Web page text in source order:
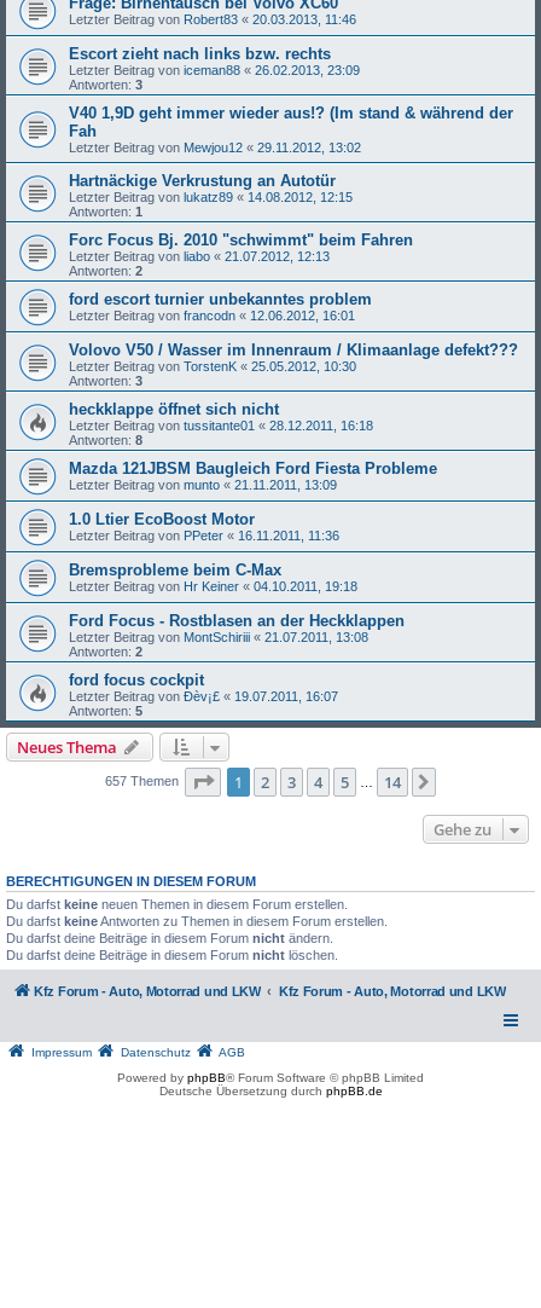
Letzter Beitrag von Robert83 « 20.03.2013, 11:46
Escort zieht nach links bzw. rechts
Letzter Beitrag von iceman88 « 26.02.2013, 23:09
Antworten: 3
V40 1,9D geht immer wieder aus!? (Im stand & während der
Fah
Letzter Beitrag von Mewjou12 « 29.11.2012, 13:02
Hartnäckige Verkrustung an Autotür
Letzter Beitrag von lukatz89 « 14.08.2012, 12:15
Antworten: 1
Forc Focus Bj. 2010 "schwimmt" beim Fahren
Letzter Beitrag von liabo « 21.07.2012, 12:13
Antworten: 2
ford escort turnier unbekanntes problem
Letzter Beitrag von francodn « 12.06.2012, 16:01
Volovo V50 / Wasser im Innenraum / Klimaanlage defekt???
Letzter Beitrag von TorstenK « 25.05.2012, 10:30
Antworten: 3
heckklappe öffnet sich nicht
Letzter Beitrag von tussitante01 « 28.12.2011, 16:18
Antworten: 8
Mazda 121JBSM Baugleich Ford Fiesta Probleme
Letzter Beitrag von munto « 21.11.2011, 13:09
1.0 Ltier EcoBoost Motor
Letzter Beitrag von PPeter « 16.11.2011, 11:36
Bremsprobleme beim C-Max
Letzter Beitrag von Hr Keiner « 04.10.2011, 19:18
Ford Focus - Rostblasen an der Heckklappen
Letzter Beitrag von MontSchiriii « 21.07.2011, 13:08
Antworten: 2
ford focus cockpit
Letzter Beitrag von Ðèv¡£ « 19.07.2011, 16:07
Antworten: 5
Neues Thema
657 Themen Seite 1von 14
1 2 3 4 5 14
Gehe zu
BERECHTIGUNGEN IN DIESEM FORUM
Du darfst keine neuen Themen in diesem Forum erstellen.
Du darfst keineAntworten zu Themen in diesem Forum erstellen.
Du darfst deine Beiträge in diesem Forum nicht ändern.
Du darfst deine Beiträge in diesem Forum nicht löschen.
Kfz Forum - Auto, Motorrad und LKW Kfz Forum - Auto, Motorrad und LKW
Impressum Datenschutz
AGB
Powered by phpBB® Forum Software © phpBB Limited
Deutsche Übersetzung durch phpBB.de